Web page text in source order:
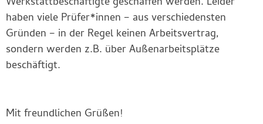
haben viele Prüfer*innen – aus verschiedensten
Gründen – in der Regel keinen Arbeitsvertrag,
sondern werden z.B. über Außenarbeitsplätze
beschäftigt.
Mit freundlichen Grüßen!